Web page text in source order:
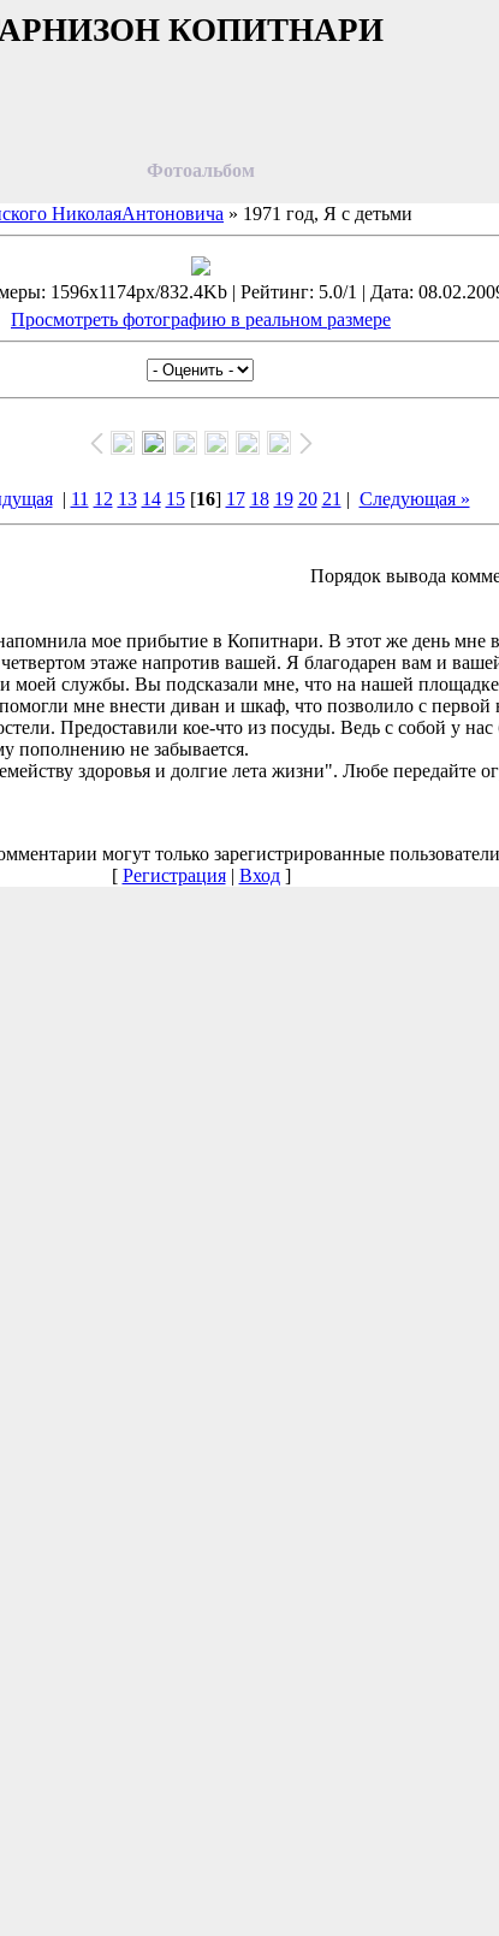
КОПИТНАРИ
Фотоальбом
НиколаяАнтоновича » 1971 год, Я с детьми
1596x1174px/832.4Kb | Рейтинг: 5.0/1 | Дата:
Просмотреть фотографию в реальном размере
| 11 12 13 14 15[16] 17 18 19 20 21 | Следующая »
Порядок вывода
мое прибытие в Копитнари. В этот же день мне
этаже напротив вашей. Я благодарен вам и
моей службы. Вы подсказали мне, что на нашей
мне внести диван и шкаф, что позволило с первой
Предоставили кое-что из посуды. Ведь с собой у нас
пополнению не забывается.
здоровья и долгие лета жизни". Любе передайте
могут только зарегистрированные
[ Регистрация| Вход]